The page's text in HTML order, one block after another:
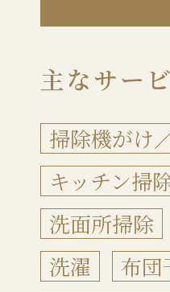
主なサー
掃除機がけ
キッチン掃
洗面所掃除
洗濯
布団